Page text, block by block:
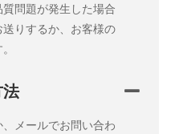
問題が発生した場合
りするか、お客様の
メールでお問い合わ